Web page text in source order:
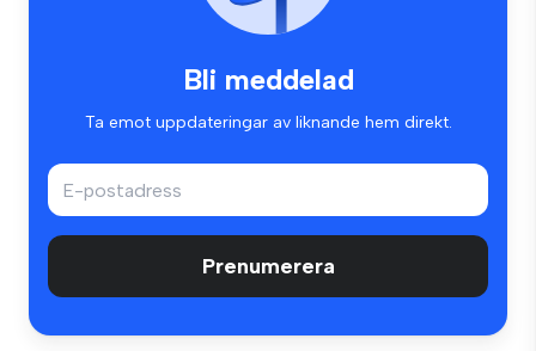
Bli meddelad
Ta emot uppdateringar av liknande hem direkt.
Prenumerera